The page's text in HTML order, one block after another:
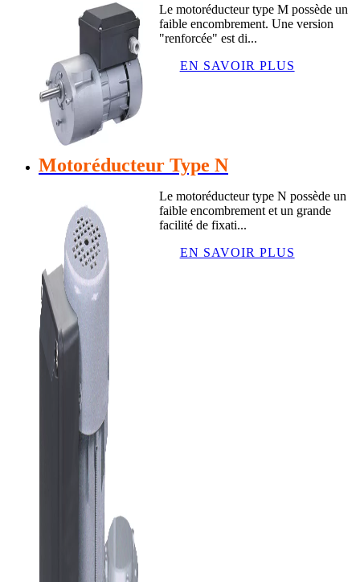
Le motoréducteur type M possède un
faible encombrement. Une version
"renforcée" est di...
EN SAVOIR PLUS
Motoréducteur Type N
Le motoréducteur type N possède un
faible encombrement et un grande
facilité de fixati...
EN SAVOIR PLUS